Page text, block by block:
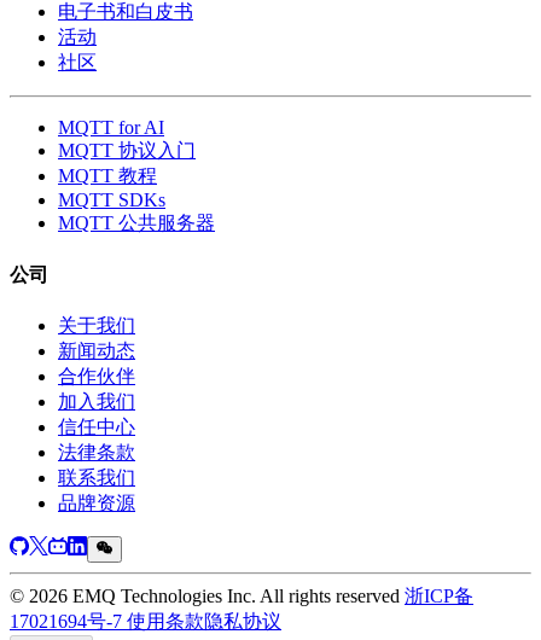
电子书和白皮书
活动
社区
MQTT for AI
MQTT 协议入门
MQTT 教程
MQTT SDKs
MQTT 公共服务器
公司
关于我们
新闻动态
合作伙伴
加入我们
信任中心
法律条款
联系我们
品牌资源
© 2026 EMQ Technologies Inc. All rights reserved 浙ICP备
17021694号-7 使用条款隐私协议